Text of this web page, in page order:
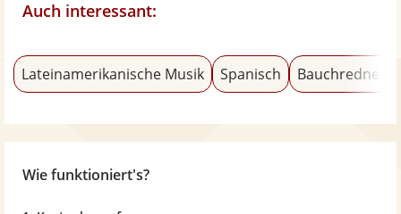
Auch interessant:
Lateinamerikanische Musik Spanisch Bauchredner
Wie funktioniert's?